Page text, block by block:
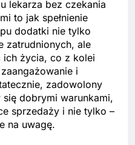
lekarza bez czekania
to jak spełnienie
dodatki nie tylko
zatrudnionych, ale
ich życia, co z kolei
i
zadowolony
dobrymi warunkami,
sprzedaży i nie tylko –
na uwagę.